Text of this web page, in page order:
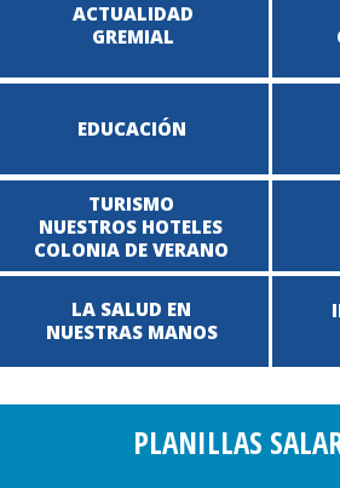
ACTUALIDAD
GREMIAL
EDUCACIÓN
TURISMO
NUESTROS HOTELES
COLONIA DE VERANO
LA SALUD EN
NUESTRAS MANOS
PLANILLAS